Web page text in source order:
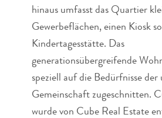
hinaus umfasst das Quartier
Gewerbeflächen, einen Kiosk
Kindertagesstätte. Das
generationsübergreifende
speziell auf die Bedürfnisse der
Gemeinschaft zugeschnitten.
wurde von Cube Real Estate